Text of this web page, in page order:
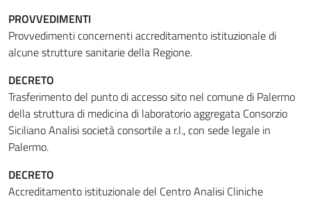
PROVVEDIMENTI
Provvedimenti concernenti accreditamento istituzionale di
alcune strutture sanitarie della Regione.
DECRETO
Trasferimento del punto di accesso sito nel comune di Palermo
della struttura di medicina di laboratorio aggregata Consorzio
Siciliano Analisi società consortile a r.l., con sede legale in
Palermo.
DECRETO
Accreditamento istituzionale del Centro Analisi Cliniche